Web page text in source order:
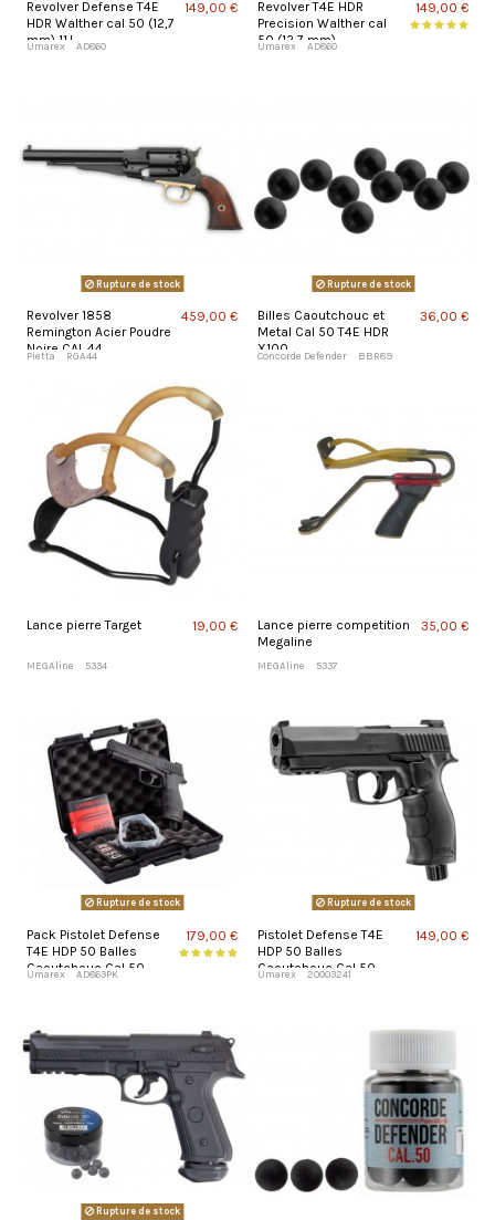
Revolver Defense T4E
HDR Walther cal 50 (12,7
mm) 11J
Umarex AD860
149,00 €
Revolver T4E HDR
Precision Walther cal
50 (12,7 mm)
Umarex AD860
149,00 €
Rupture de stock
Revolver 1858
Remington Acier Poudre
Noire CAL 44
Pietta RGA44
459,00 €
Rupture de stock
Billes Caoutchouc et
Metal Cal 50 T4E HDR
X100
Concorde Defender BBR89
36,00 €
Lance pierre Target
MEGAline 5334
19,00 €
Lance pierre competition
Megaline
MEGAline 5337
35,00 €
Rupture de stock
Pack Pistolet Defense
T4E HDP 50 Balles
Caoutchouc Cal 50
Umarex AD863PK
179,00 €
Rupture de stock
Pistolet Defense T4E
HDP 50 Balles
Caoutchouc Cal 50
Umarex 20003241
149,00 €
Rupture de stock